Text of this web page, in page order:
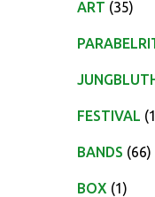
ART (35)
FESTIVAL
BANDS (66)
BOX (1)